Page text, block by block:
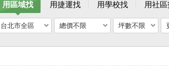
用區域找 用捷運找 用學校找 用社
台北市全區 總價不限 坪數不限